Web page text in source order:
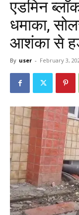
एडमिन
धमाका,
आशंका से
By user - February 3,